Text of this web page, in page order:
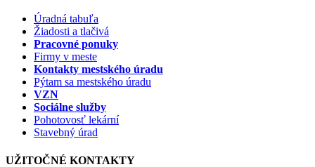
Úradná tabuľa
Žiadosti a tlačivá
Pracovné ponuky
Firmy v meste
Kontakty mestského úradu
Pýtam sa mestského úradu
VZN
Sociálne služby
Pohotovosť lekární
Stavebný úrad
UŽITOČNÉ KONTAKTY